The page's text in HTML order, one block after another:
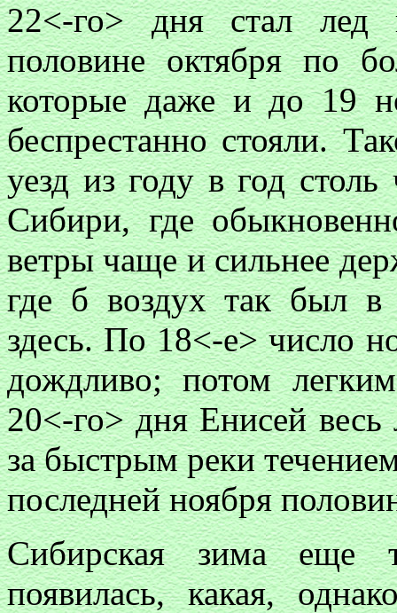
22<-го> дня стал лед
половине октября по
которые даже и до 19
беспрестанно стояли.
уезд из году в год
Сибири, где
ветры чаще и сильнее
где б воздух так был в
здесь. По 18<-е> число
дождливо; потом
20<-го> дня Енисей
за быстрым реки
последней ноября
Сибирская зима еще
появилась, какая,